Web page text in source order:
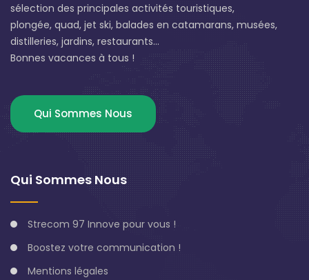
sélection des principales activités touristiques,
plongée, quad, jet ski, balades en catamarans, musées,
distilleries, jardins, restaurants...
Bonnes vacances à tous !
Qui Sommes Nous
Qui Sommes Nous
Strecom 97 Innove pour vous !
Boostez votre communication !
Mentions légales